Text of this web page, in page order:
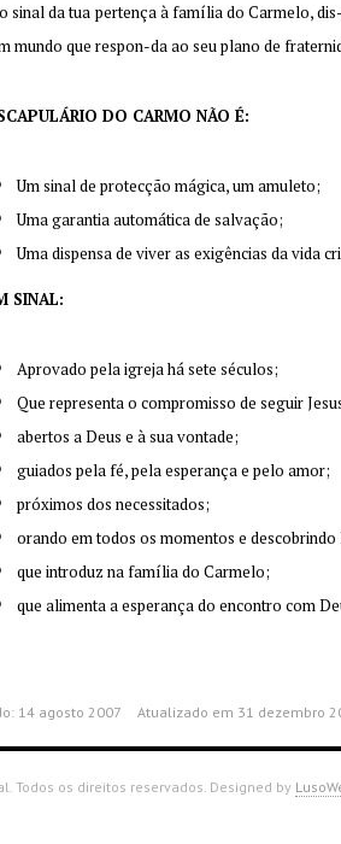
sinal da tua pertença à família do Carmelo,
mundo que respon-da ao seu plano de
DO CARMO NÃO É:
Um sinal de protecção mágica, um amuleto;
Uma garantia automática de salvação;
Uma dispensa de viver as exigências da vida
SINAL:
Aprovado pela igreja há sete séculos;
Que representa o compromisso de seguir
abertos a Deus e à sua vontade;
guiados pela fé, pela esperança e pelo amor;
próximos dos necessitados;
orando em todos os momentos e
que introduz na família do Carmelo;
que alimenta a esperança do encontro com
14 agosto 2007 Atualizado em 31 dezembro
Todos os direitos reservados. Designed by